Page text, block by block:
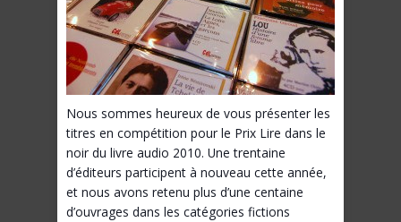
Nous sommes heureux de vous présenter les
titres en compétition pour le Prix Lire dans le
noir du livre audio 2010. Une trentaine
d’éditeurs participent à nouveau cette année,
et nous avons retenu plus d’une centaine
d’ouvrages dans les catégories fictions